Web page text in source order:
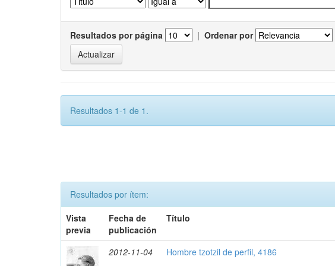
Resultados por página | Ordenar por
Resultados 1-1 de 1.
Resultados por ítem:
Vista
previa
Fecha de
publicación
Título
2012-11-04 Hombre tzotzil de perfil, 4186